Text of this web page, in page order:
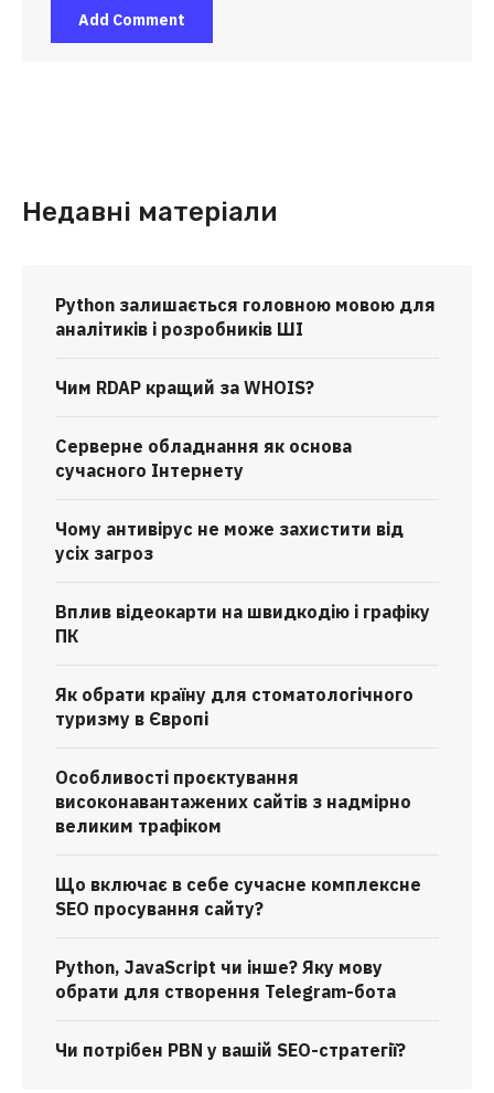
Недавні матеріали
Python залишається головною мовою для
аналітиків і розробників ШІ
Чим RDAP кращий за WHOIS?
Серверне обладнання як основа
сучасного Інтернету
Чому антивірус не може захистити від
усіх загроз
Вплив відеокарти на швидкодію і графіку
ПК
Як обрати країну для стоматологічного
туризму в Європі
Особливості проєктування
високонавантажених сайтів з надмірно
великим трафіком
Що включає в себе сучасне комплексне
SEO просування сайту?
Python, JavaScript чи інше? Яку мову
обрати для створення Telegram-бота
Чи потрібен PBN у вашій SEO-стратегії?